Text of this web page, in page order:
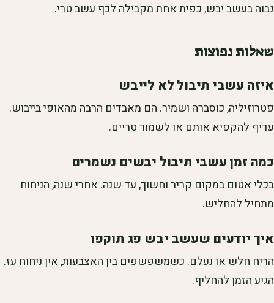
גבוה בעשב יבש, כפית אחת מקבילה לכף עשב טרי.
שאלות נפוצות
איזה עשבי תיבול לא לייבש
פטרוזיליה, כוסברה ושמיר. הם מאבדים הרבה מהאופי בייבוש.
עדיף להקפיא אותם או לשמור טריים.
כמה זמן עשבי תיבול יבשים נשמרים
בכלי אטום במקום קריר וחשוך, עד שנה. אחרי שנה, הניחוח
מתחיל להחליש.
איך יודעים שעשב יבש פג תוקפו
הריח חלש או נעלם. כשמשפשפים בין האצבעות, אין ניחוח עז.
הגיע הזמן להחליף.